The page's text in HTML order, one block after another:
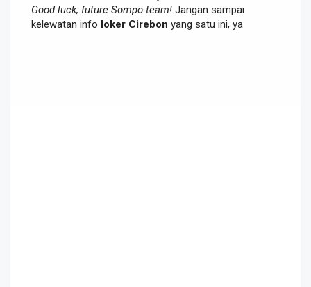
Good luck, future Sompo team! Jangan sampai
kelewatan info loker Cirebon yang satu ini, ya